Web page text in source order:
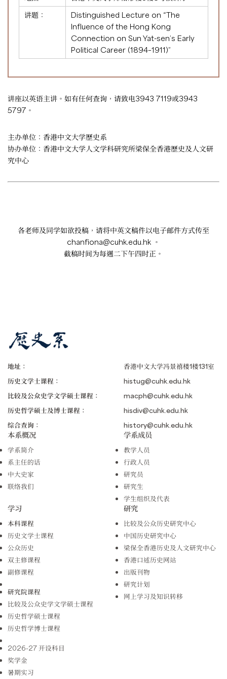
讲题：
Distinguished Lecture on “The
Influence of the Hong Kong
Connection on Sun Yat-sen’s Early
Political Career (1894–1911)”
讲座以英语主讲。如有任何查询，请致电3943 7119或3943
5797。
主办单位：香港中文大学歷史系
协办单位：香港中文大学人文学科研究所梁保全香港歷史及人文研
究中心
各老师及同学如欲投稿，请将中英文稿件以电子邮件方式传至
chanfiona@cuhk.edu.hk 。
截稿时间为每週二下午四时正。
地址：
香港中文大学冯景禧楼1楼131室
历史文学士课程：
histug@cuhk.edu.hk
比较及公众史学文学硕士课程：
macph@cuhk.edu.hk
历史哲学硕士及博士课程：
hisdiv@cuhk.edu.hk
综合查询：
history@cuhk.edu.hk
本系概况
学系简介
系主任的话
中大史家
联络我们
学系成员
教学人员
行政人员
研究员
研究生
学生组织及代表
学习
本科课程
历史文学士课程
公众历史
双主修课程
副修课程
研究院课程
比较及公众史学文学硕士课程
历史哲学硕士课程
历史哲学博士课程
2026-27 开设科目
奖学金
暑期实习
研究
比较及公众历史研究中心
中国历史研究中心
梁保全香港历史及人文研究中心
香港口述历史网站
出版刊物
研究计划
网上学习及知识转移